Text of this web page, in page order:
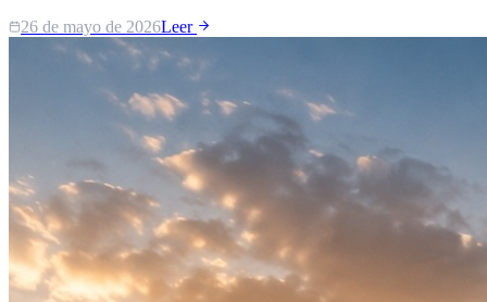
26 de mayo de 2026Leer